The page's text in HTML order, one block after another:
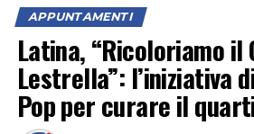
APPUNTAMENTI
Latina, “Ricoloriamo il
Lestrella”: l’iniziativa
Pop per curare il